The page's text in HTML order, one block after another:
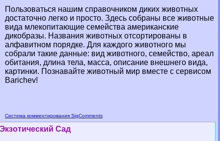
Пользоваться нашим справочником диких животных
достаточно легко и просто. Здесь собраны все животные
вида млекопитающие семейства американские
дикобразы. Названия животных отсортированы в
алфавитном порядке. Для каждого животного мы
собрали такие данные: вид животного, семейство, ареал
обитания, длина тела, масса, описание внешнего вида,
картинки. Познавайте животный мир вместе с сервисом
Barichev!
Система комментирования SigComments
Экзотический Сад